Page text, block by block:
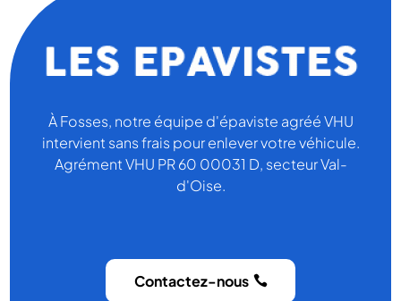
À Fosses, notre équipe d'épaviste agréé VHU
intervient sans frais pour enlever votre véhicule.
Agrément VHU PR 60 00031 D, secteur Val-
d'Oise.
Contactez-nous